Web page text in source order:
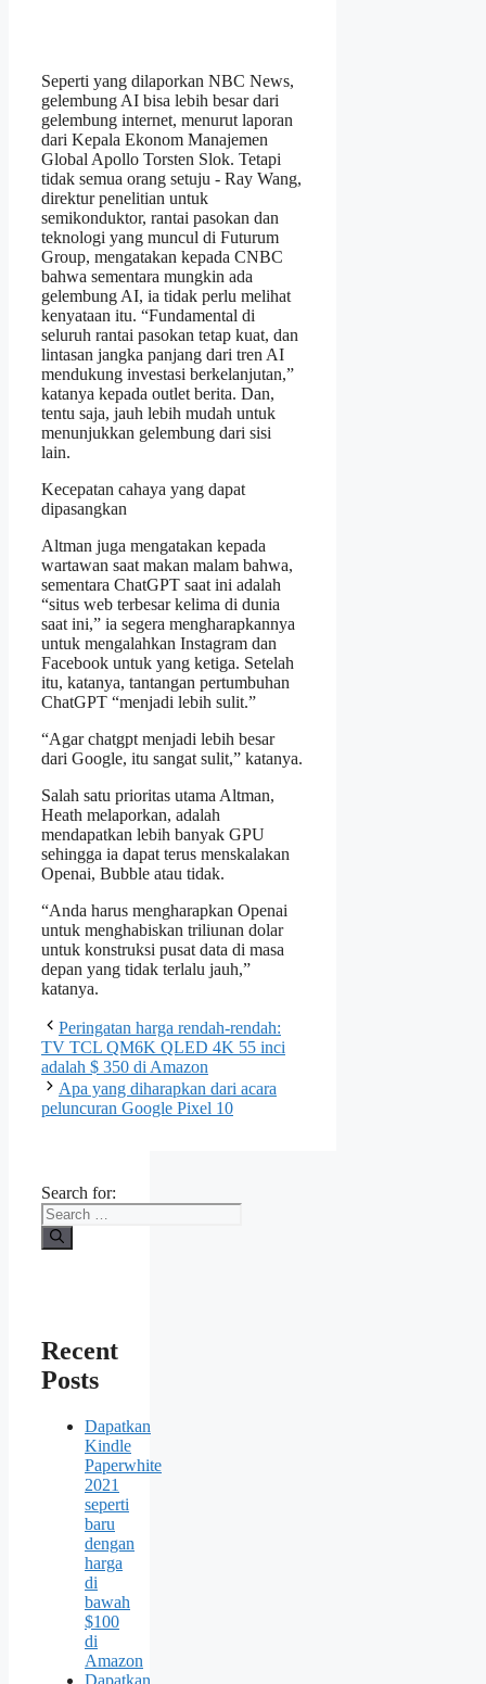
Seperti yang dilaporkan NBC News,
gelembung AI bisa lebih besar dari
gelembung internet, menurut laporan
dari Kepala Ekonom Manajemen
Global Apollo Torsten Slok. Tetapi
tidak semua orang setuju - Ray Wang,
direktur penelitian untuk
semikonduktor, rantai pasokan dan
teknologi yang muncul di Futurum
Group, mengatakan kepada CNBC
bahwa sementara mungkin ada
gelembung AI, ia tidak perlu melihat
kenyataan itu. “Fundamental di
seluruh rantai pasokan tetap kuat, dan
lintasan jangka panjang dari tren AI
mendukung investasi berkelanjutan,”
katanya kepada outlet berita. Dan,
tentu saja, jauh lebih mudah untuk
menunjukkan gelembung dari sisi
lain.
Kecepatan cahaya yang dapat
dipasangkan
Altman juga mengatakan kepada
wartawan saat makan malam bahwa,
sementara ChatGPT saat ini adalah
“situs web terbesar kelima di dunia
saat ini,” ia segera mengharapkannya
untuk mengalahkan Instagram dan
Facebook untuk yang ketiga. Setelah
itu, katanya, tantangan pertumbuhan
ChatGPT “menjadi lebih sulit.”
“Agar chatgpt menjadi lebih besar
dari Google, itu sangat sulit,” katanya.
Salah satu prioritas utama Altman,
Heath melaporkan, adalah
mendapatkan lebih banyak GPU
sehingga ia dapat terus menskalakan
Openai, Bubble atau tidak.
“Anda harus mengharapkan Openai
untuk menghabiskan triliunan dolar
untuk konstruksi pusat data di masa
depan yang tidak terlalu jauh,”
katanya.
Peringatan harga rendah-rendah:
TV TCL QM6K QLED 4K 55 inci
adalah $ 350 di Amazon
Apa yang diharapkan dari acara
peluncuran Google Pixel 10
Search for:
Recent
Posts
Dapatkan
Kindle
Paperwhite
2021
seperti
baru
dengan
harga
di
bawah
$100
di
Amazon